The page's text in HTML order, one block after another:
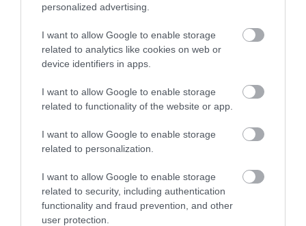
personalized advertising.
I want to allow Google to enable storage
related to analytics like cookies on web or
device identifiers in apps.
I want to allow Google to enable storage
related to functionality of the website or app.
I want to allow Google to enable storage
related to personalization.
I want to allow Google to enable storage
related to security, including authentication
functionality and fraud prevention, and other
user protection.
01.08.2026 | 23:20
PRONEWS.GR /ΤΟΥΡΚΙΑ